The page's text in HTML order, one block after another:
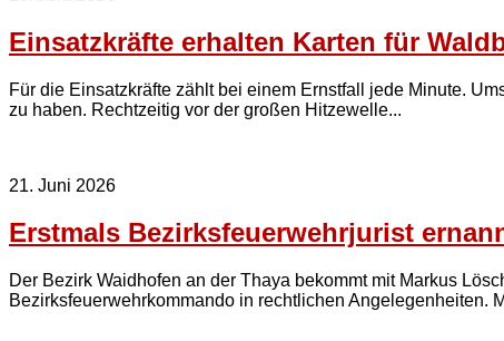
Einsatzkräfte erhalten Karten für
Für die Einsatzkräfte zählt bei einem Ernstfall jede Minute.
zu haben. Rechtzeitig vor der großen Hitzewelle...
21. Juni 2026
Erstmals Bezirksfeuerwehrjurist
Der Bezirk Waidhofen an der Thaya bekommt mit Markus
Bezirksfeuerwehrkommando in rechtlichen Angelegenheiten.